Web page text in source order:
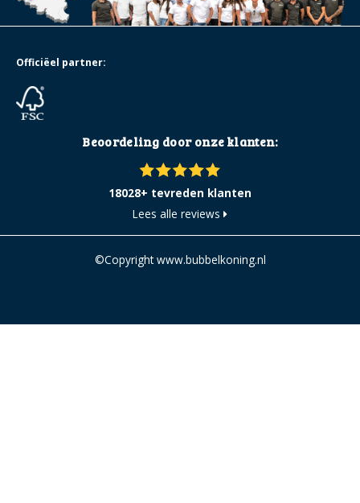
Beoordeling door onze klanten:
18028+ tevreden klanten
Lees alle reviews
Officiëel partner:
©Copyright www.bubbelkoning.nl